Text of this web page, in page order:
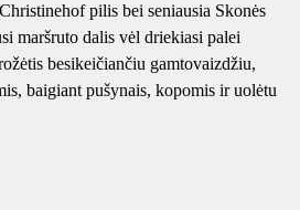
pilis bei seniausia Skonės
maršruto dalis vėl driekiasi palei
besikeičiančiu gamtovaizdžiu,
baigiant pušynais, kopomis ir uolėtu